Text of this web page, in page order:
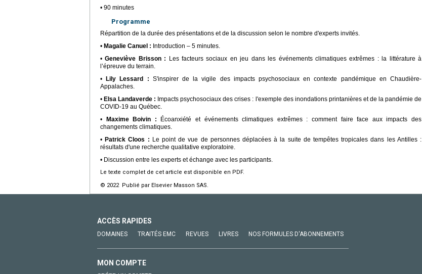
• 90 minutes
Programme
Répartition de la durée des présentations et de la discussion selon le nombre d'experts invités.
• Magalie Canuel : Introduction – 5 minutes.
•Geneviève Brisson : Les facteurs sociaux en jeu dans les événements climatiques extrêmes : la littérature à
l’épreuve du terrain.
•
Lily Lessard : S'inspirer de la vigile des impacts psychosociaux en contexte pandémique en Chaudière-
Appalaches.
• Elsa Landaverde : Impacts psychosociaux des crises : l'exemple des inondations printanières et de la pandémie de
COVID-19 au Québec.
•
Maxime Boivin : Écoanxiété et événements climatiques extrêmes : comment faire face aux impacts des
changements climatiques.
• Patrick Cloos : Le point de vue de personnes déplacées à la suite de tempêtes tropicales dans les Antilles :
résultats d'une recherche qualitative exploratoire.
• Discussion entre les experts et échange avec les participants.
Le texte complet de cet article est disponible en PDF.
© 2022 Publié par Elsevier Masson SAS.
ACCÈS RAPIDES
DOMAINES TRAITÉS EMC REVUES LIVRES NOS FORMULES D'ABONNEMENTS
MON COMPTE